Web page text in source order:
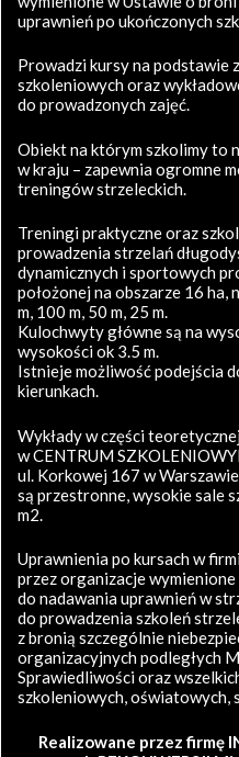
uprawnień po ukończonych
Prowadzi kursy na
szkoleniowych oraz
do prowadzonych zajęć.
Obiekt na którym szkolimy to
w kraju – zapewnia ogromne
treningów strzeleckich.
Treningi praktyczne oraz
prowadzenia strzelań
dynamicznych i sportowych
położonej na obszarze 16 ha,
m, 100 m, 50 m, 25 m.
Kulochwyty główne są na
wysokości ok 3.5 m.
Istnieje możliwość podejścia
kierunkach.
Wykłady w części
w CENTRUM
ul. Korkowej 167 w
są przestronne, wysokie sale
m2.
Uprawnienia po kursach w
przez organizacje
do nadawania uprawnień w
do prowadzenia szkoleń
z bronią szczególnie
organizacyjnych podległych
Sprawiedliwości oraz
szkoleniowych, oświatowych,
Realizowane przez firmę